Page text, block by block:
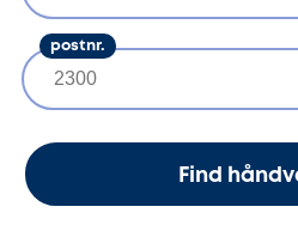
postnr.
Find